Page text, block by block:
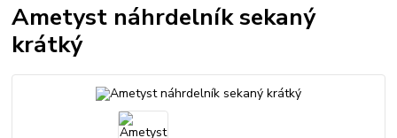
Ametyst náhrdelník sekaný
krátký